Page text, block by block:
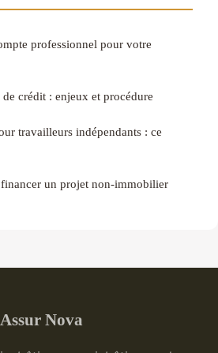
professionnel pour votre
crédit : enjeux et procédure
travailleurs indépendants : ce
un projet non-immobilier
Assur Nova